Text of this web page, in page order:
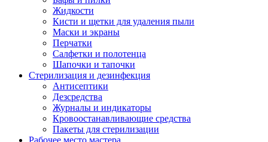
Жидкости
Кисти и щетки для удаления пыли
Маски и экраны
Перчатки
Салфетки и полотенца
Шапочки и тапочки
Стерилизация и дезинфекция
Антисептики
Дезсредства
Журналы и индикаторы
Кровоостанавливающие средства
Пакеты для стерилизации